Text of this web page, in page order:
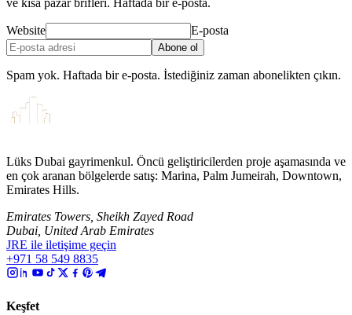
ve kısa pazar brifleri. Haftada bir e-posta.
Website E-posta
Abone ol
Spam yok. Haftada bir e-posta. İstediğiniz zaman abonelikten çıkın.
Lüks Dubai gayrimenkul. Öncü geliştiricilerden proje aşamasında ve
en çok aranan bölgelerde satış: Marina, Palm Jumeirah, Downtown,
Emirates Hills.
Emirates Towers, Sheikh Zayed Road
Dubai, United Arab Emirates
JRE ile iletişime geçin
+971 58 549 8835
Keşfet